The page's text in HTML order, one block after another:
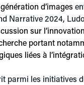
d’images
Narrative 2024,
sur
portant
liées à
parmi les